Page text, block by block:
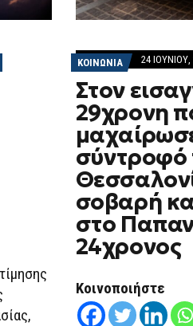
ΚΟΙΝΩΝΙΑ 24 ΙΟΥΝΊΟΥ,
Στον
29χρονη
σύντροφό
σοβαρή
στο
24χρονος
Κοινοποιήστε